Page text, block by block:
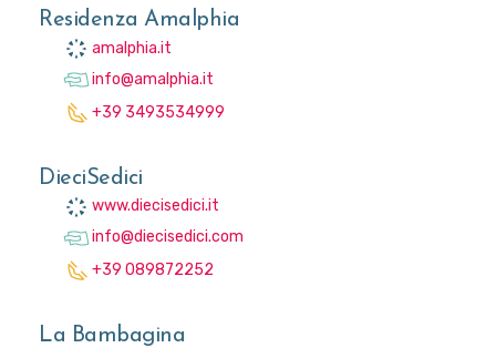
Residenza Amalphia
amalphia.it
info@amalphia.it
+39 3493534999
DieciSedici
www.diecisedici.it
info@diecisedici.com
+39 089872252
La Bambagina